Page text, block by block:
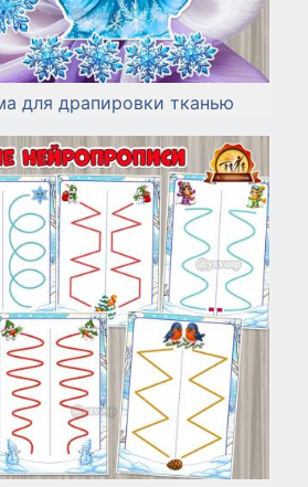
для драпировки тканью